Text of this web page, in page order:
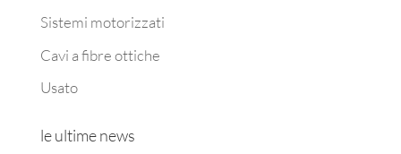
Sistemi motorizzati
Cavi a fibre ottiche
Usato
le ultime news